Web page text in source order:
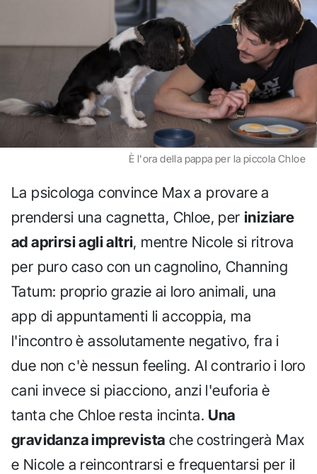
È l'ora della pappa per la piccola Chloe
La psicologa convince Max a provare a
prendersi una cagnetta, Chloe, per iniziare
ad aprirsi agli altri, mentre Nicole si ritrova
per puro caso con un cagnolino, Channing
Tatum: proprio grazie ai loro animali, una
app di appuntamenti li accoppia, ma
l'incontro è assolutamente negativo, fra i
due non c'è nessun feeling. Al contrario i loro
cani invece si piacciono, anzi l'euforia è
tanta che Chloe resta incinta. Una
gravidanza imprevista che costringerà Max
e Nicole a reincontrarsi e frequentarsi per il